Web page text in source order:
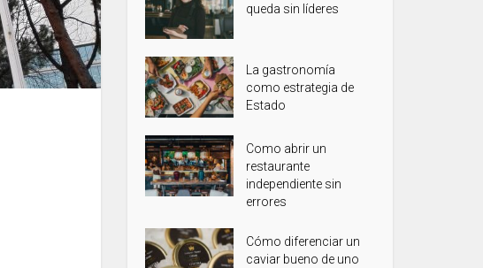
queda sin líderes
La gastronomía
como estrategia de
Estado
Como abrir un
restaurante
independiente sin
errores
Cómo diferenciar un
caviar bueno de uno